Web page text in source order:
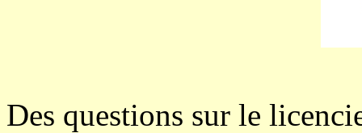
Des questions sur le